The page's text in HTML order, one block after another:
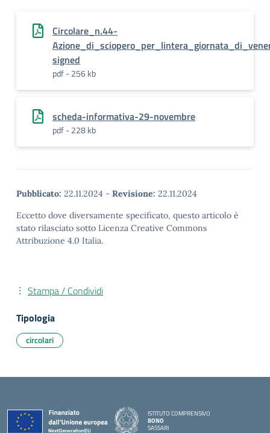
Circolare_n.44-
signed
pdf - 256 kb
scheda-informativa-29-novembre
pdf - 228 kb
Pubblicato: 22.11.2024 - Revisione: 22.11.2024
Eccetto dove diversamente specificato, questo articolo è
stato rilasciato sotto Licenza Creative Commons
Attribuzione 4.0 Italia.
Stampa / Condividi
Tipologia
circolari
ISTITUTO COMPRENSIVO
BONO
SASSARI